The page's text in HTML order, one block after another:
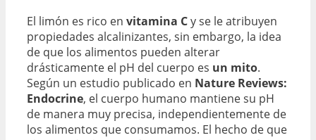
El limón es rico en vitamina Cy se le atribuyen
propiedades alcalinizantes, sin embargo, la idea
de que los alimentos pueden alterar
drásticamente el pH del cuerpo es un mito.
Según un estudio publicado en Nature Reviews:
Endocrine, el cuerpo humano mantiene su pH
de manera muy precisa, independientemente de
los alimentos que consumamos. El hecho de que